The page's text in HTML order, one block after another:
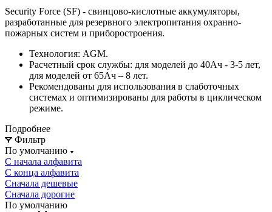
Security Force (SF) - свинцово-кислотные аккумуляторы,
разработанные для резервного электропитания охранно-
пожарных систем и приборостроения.
Технология: AGM.
Расчетный срок службы: для моделей до 40Ач - 3-5 лет,
для моделей от 65Ач – 8 лет.
Рекомендованы для использования в слаботочных
системах и оптимизированы для работы в циклическом
режиме.
Подробнее
Фильтр
По умолчанию
С начала алфавита
С конца алфавита
Сначала дешевые
Сначала дорогие
По умолчанию